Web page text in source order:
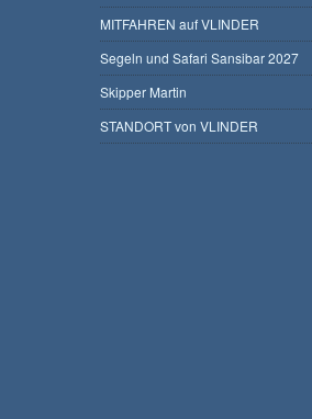
MITFAHREN auf VLINDER
Segeln und Safari Sansibar 2027
Skipper Martin
STANDORT von VLINDER